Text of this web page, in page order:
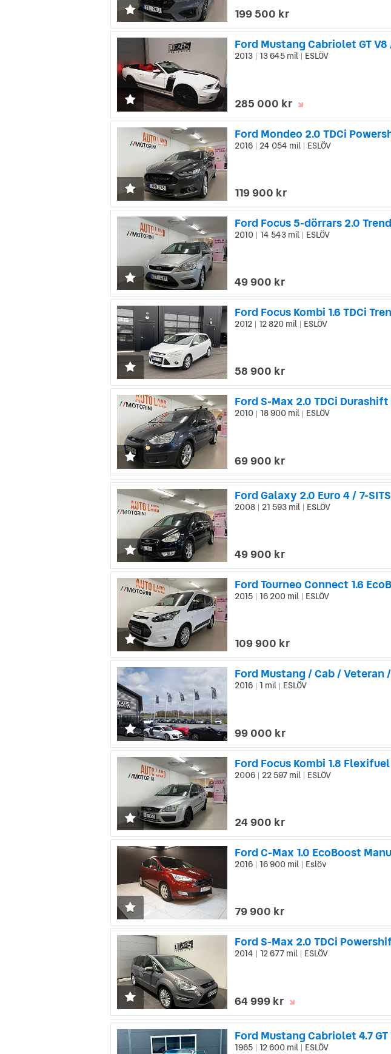
199 500 kr
2013 13 645 mil ESLÖV
285 000 kr
2016 24 054 mil ESLÖV
119 900 kr
Ford Focus 5-dörrars 2.0
2010 14 543 mil ESLÖV
49 900 kr
Ford Focus Kombi 1.6 TDCi
2012 12 820 mil ESLÖV
58 900 kr
Ford S-Max 2.0 TDCi Durashift
2010 18 900 mil ESLÖV
69 900 kr
Ford Galaxy 2.0 Euro 4 / 7-
2008 21 593 mil ESLÖV
49 900 kr
2015 16 200 mil ESLÖV
109 900 kr
Ford Mustang / Cab /
2016 1 mil ESLÖV
99 000 kr
Ford Focus Kombi 1.8
2006 22 597 mil ESLÖV
24 900 kr
Ford C-Max 1.0 EcoBoost
2016 16 900 mil Eslöv
79 900 kr
2014 12 677 mil ESLÖV
64 999 kr
Ford Mustang Cabriolet 4.7
1965 12 600 mil ESLÖV